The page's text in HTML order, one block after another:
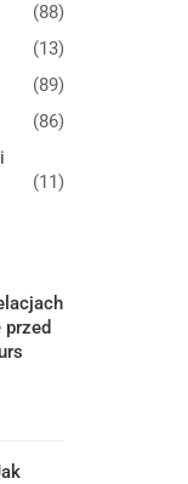
(88)
(13)
(89)
(86)
(11)